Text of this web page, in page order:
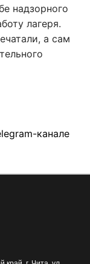
надзорного
лагеря.
а сам
канале